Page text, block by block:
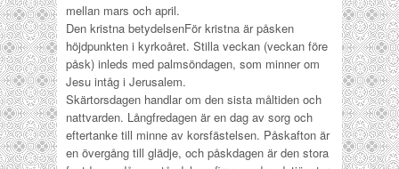
mellan mars och april.
Den kristna betydelsenFör kristna är påsken
höjdpunkten i kyrkoåret. Stilla veckan (veckan före
påsk) inleds med palmsöndagen, som minner om
Jesu intåg i Jerusalem.
Skärtorsdagen handlar om den sista måltiden och
nattvarden. Långfredagen är en dag av sorg och
eftertanke till minne av korsfästelsen. Påskafton är
en övergång till glädje, och påskdagen är den stora